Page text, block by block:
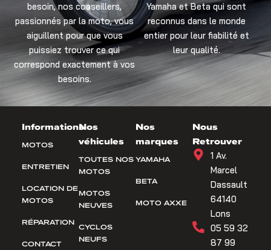
besoin, nos conseillers,
passionnés par la moto, vous
aiguillent pour que vous
puissiez trouver ce qui
correspond exactement à vos
besoins.
Yamaha et Beta qui sont
reconnus dans le monde
entier pour leur fiabilité et
leur qualité.
Informations
MOTOS
ENTRETIEN
LOCATION DE
MOTOS
RÉPARATION
CONTACT
Nos
véhicules
TOUTES NOS
MOTOS
MOTOS
NEUVES
CYCLOS
NEUFS
Nos
marques
YAMAHA
BETA
MOTO AXXE
Nous
Retrouver
1 Av.
Marcel
Dassault
64140
Lons
05 59 32
87 99